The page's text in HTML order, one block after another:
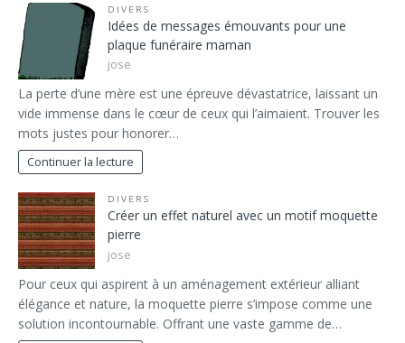
DIVERS
Idées de messages émouvants pour une
plaque funéraire maman
jose
La perte d’une mère est une épreuve dévastatrice, laissant un
vide immense dans le cœur de ceux qui l’aimaient. Trouver les
mots justes pour honorer…
Continuer la lecture
DIVERS
Créer un effet naturel avec un motif moquette
pierre
jose
Pour ceux qui aspirent à un aménagement extérieur alliant
élégance et nature, la moquette pierre s’impose comme une
solution incontournable. Offrant une vaste gamme de…